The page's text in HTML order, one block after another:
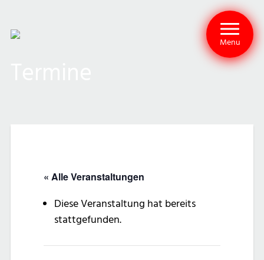
Menu
« Alle Veranstaltungen
Diese Veranstaltung hat bereits
stattgefunden.